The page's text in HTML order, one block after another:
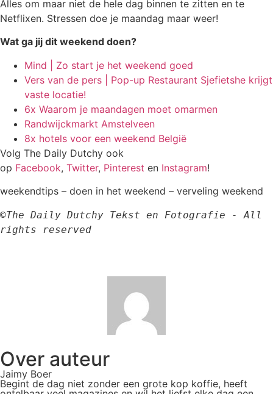
Alles om maar niet de hele dag binnen te zitten en te
Netflixen. Stressen doe je maandag maar weer!
Wat ga jij dit weekend doen?
Mind | Zo start je het weekend goed
Vers van de pers | Pop-up Restaurant Sjefietshe krijgt
vaste locatie!
6x Waarom je maandagen moet omarmen
Randwijckmarkt Amstelveen
8x hotels voor een weekend België
Volg The Daily Dutchy ook
op Facebook, Twitter, Pinterest en Instagram!
weekendtips – doen in het weekend – verveling weekend
©The Daily Dutchy Tekst en Fotografie - All
rights reserved
Over auteur
Jaimy Boer
Begint de dag niet zonder een grote kop koffie, heeft